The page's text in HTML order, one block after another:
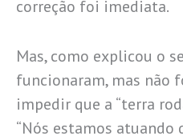
correção foi imediata.
Mas, como explicou o
funcionaram, mas não
impedir que a “terra
“Nós estamos